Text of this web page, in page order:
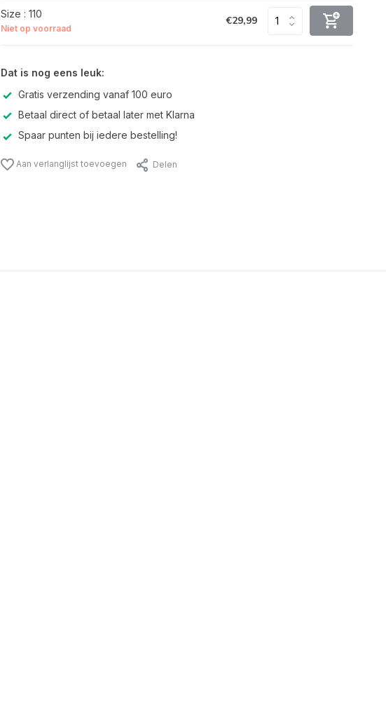
Size : 110
Niet op voorraad
€29,99
Dat is nog eens leuk:
Gratis verzending vanaf 100 euro
Betaal direct of betaal later met Klarna
Spaar punten bij iedere bestelling!
Aan verlanglijst toevoegen Delen